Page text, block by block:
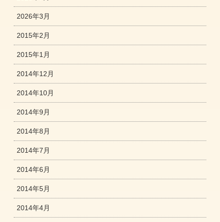
2026年3月
2015年2月
2015年1月
2014年12月
2014年10月
2014年9月
2014年8月
2014年7月
2014年6月
2014年5月
2014年4月